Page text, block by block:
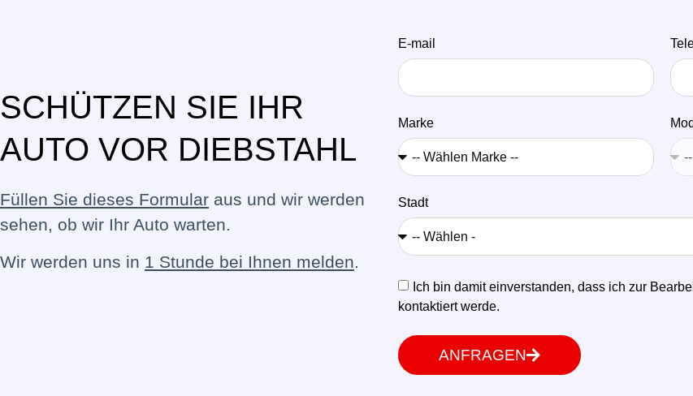
SCHÜTZEN SIE IHR
AUTO VOR DIEBSTAHL
Füllen Sie dieses Formular aus und wir werden
sehen, ob wir Ihr Auto warten.
Wir werden uns in 1 Stunde bei Ihnen melden
E-mail
Marke
Stadt
Ich bin damit einverstanden, dass ich zur
kontaktiert werde.
ANFRAGEN